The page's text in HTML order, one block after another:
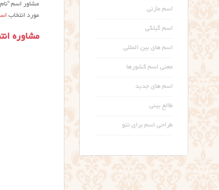
مشاور اسم
مورد انتخاب
مشاوره
اسم مازنی
اسم گیلکی
اسم های بین المللی
معنی اسم کشورها
اسم های جدید
طالع بینی
طراحی اسم برای تتو